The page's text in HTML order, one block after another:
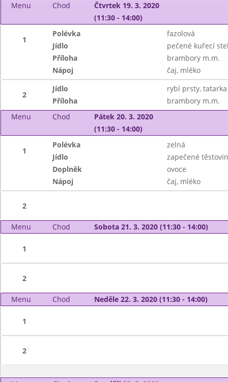
Menu Chod
Čtvrtek 19. 3. 2020
(11:30 - 14:00)
1
Polévka
fazolová
Jídlo
pečené kuřecí
Příloha
brambory m.m.
Nápoj
čaj, mléko
2
Jídlo
rybí prsty, tatarka
Příloha
brambory m.m.
Menu
Chod
Pátek 20. 3. 2020
(11:30 - 14:00)
1
Polévka
zelná
Jídlo
zapečené
Doplněk
ovoce
Nápoj
čaj, mléko
2
Menu Chod Sobota 21. 3. 2020 (11:30 - 14:00)
1
2
Menu Chod Neděle 22. 3. 2020 (11:30 - 14:00)
1
2